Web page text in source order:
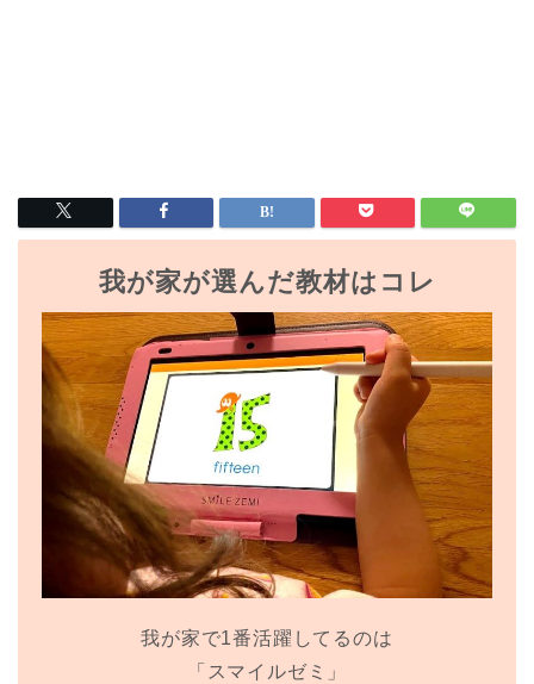
我が家が選んだ教材はコレ
我が家で1番活躍してるのは
「スマイルゼミ」